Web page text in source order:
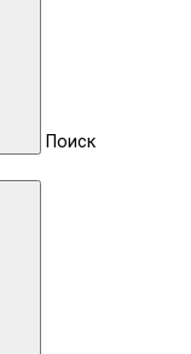
Поиск